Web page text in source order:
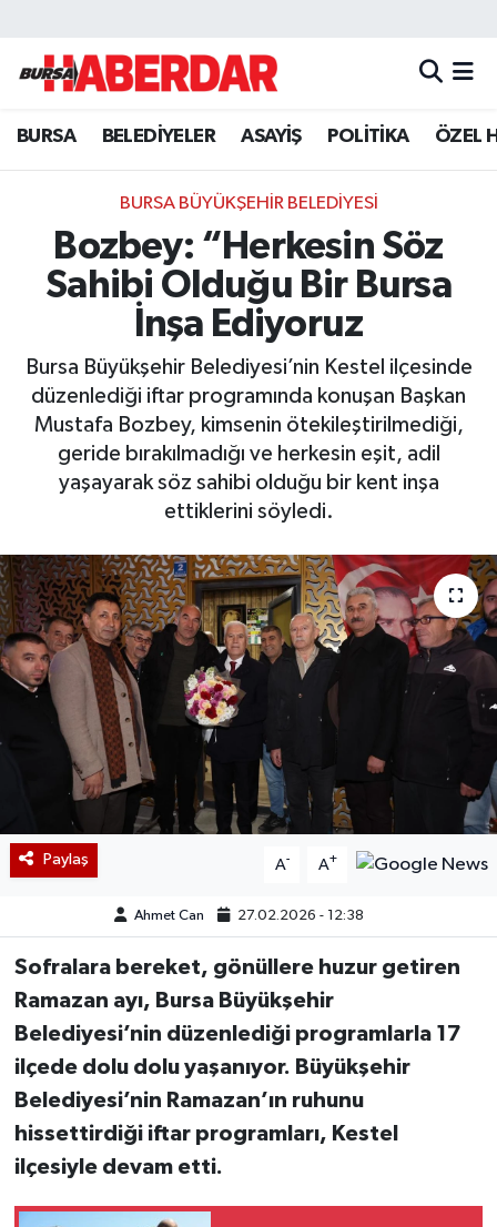
BURSA BELEDİYELER ASAYİŞ POLİTİKA ÖZEL
BURSA BÜYÜKŞEHİR BELEDİYESİ
Bozbey: “Herkesin Söz
Sahibi Olduğu Bir Bursa
İnşa Ediyoruz
Bursa Büyükşehir Belediyesi’nin Kestel ilçesinde
düzenlediği iftar programında konuşan Başkan
Mustafa Bozbey, kimsenin ötekileştirilmediği,
geride bırakılmadığı ve herkesin eşit, adil
yaşayarak söz sahibi olduğu bir kent inşa
ettiklerini söyledi.
Paylaş A- A+
Ahmet Can 27.02.2026 - 12:38
Sofralara bereket, gönüllere huzur getiren
Ramazan ayı, Bursa Büyükşehir
Belediyesi’nin düzenlediği programlarla 17
ilçede dolu dolu yaşanıyor. Büyükşehir
Belediyesi’nin Ramazan’ın ruhunu
hissettirdiği iftar programları, Kestel
ilçesiyle devam etti.
Hava Durumu
Trafik Durumu
Süper Lig Puan Durumu ve Fikstür
Tüm Manşetler
Son Dakika Haberleri
Haber Arşivi